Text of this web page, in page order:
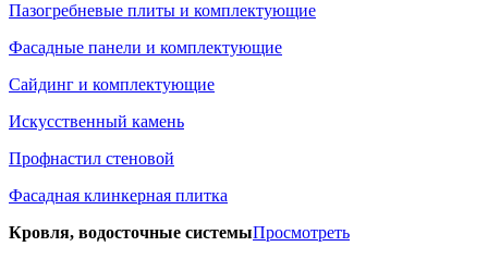
Пазогребневые плиты и комплектующие
Фасадные панели и комплектующие
Сайдинг и комплектующие
Искусственный камень
Профнастил стеновой
Фасадная клинкерная плитка
Кровля, водосточные системыПросмотреть